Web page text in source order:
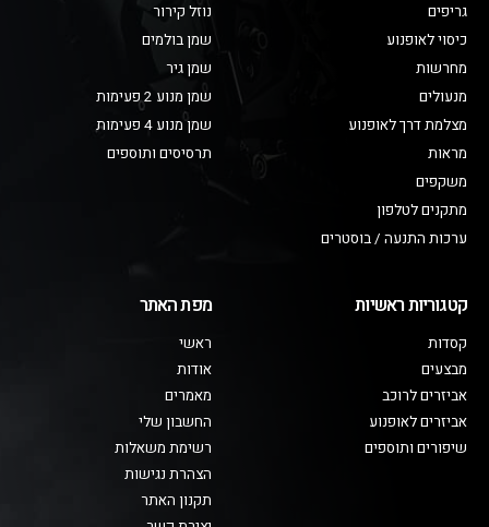
גריפים
כיסוי לאופנוע
מחרשות
מנעולים
מצלמת דרך לאופנוע
מראות
משקפים
מתקנים לטלפון
ערכות התנעה / בוסטרים
נוזל קירור
שמן בולמים
שמן גיר
שמן מנוע 2 פעימות
שמן מנוע 4 פעימות
תרסיסים ותוספים
קטגוריות ראשיות
קסדות
מבצעים
אביזרים לרוכב
אביזרים לאופנוע
שיפורים ותוספים
מפת האתר
ראשי
אודות
מאמרים
החשבון שלי
רשימת משאלות
הצהרת נגישות
תקנון האתר